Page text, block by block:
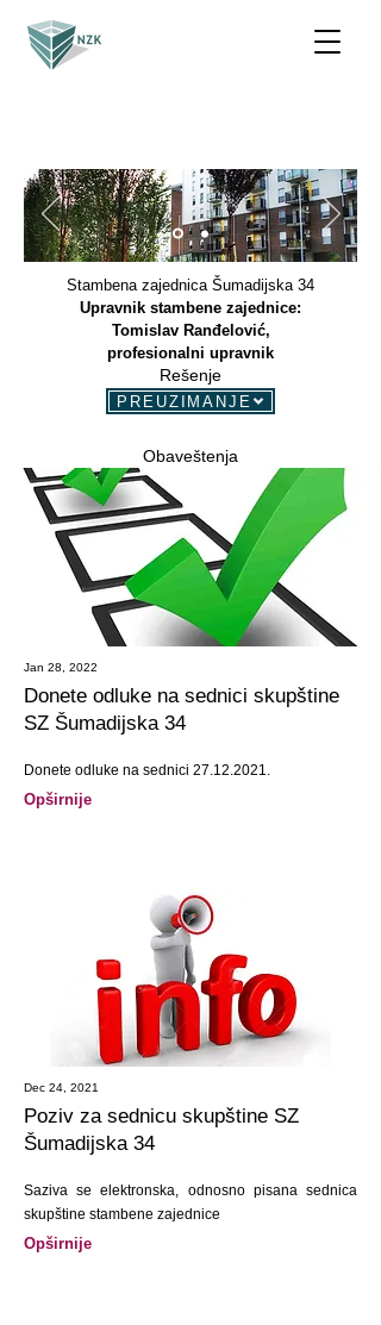
Stambena zajednica Šumadijska 34
Upravnik stambene zajednice:
Tomislav Ranđelović,
profesionalni upravnik
Rešenje
PREUZIMANJE
Jan 28, 2022
Donete odluke na sednici skupštine
SZ Šumadijska 34
Donete odluke na sednici 27.12.2021.
Opširnije
Dec 24, 2021
Poziv za sednicu skupštine SZ
Šumadijska 34
Saziva se elektronska, odnosno pisana sednica
skupštine stambene zajednice
Opširnije
Obaveštenja